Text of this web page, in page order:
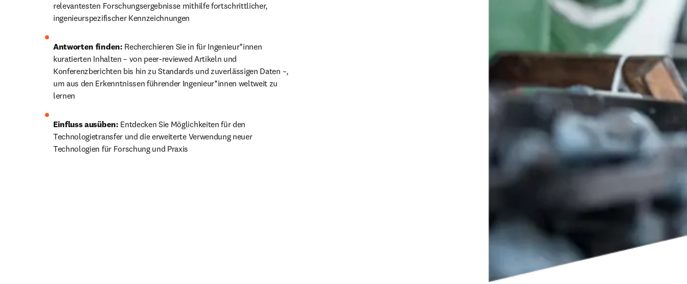
relevantesten Forschungsergebnisse mithilfe fortschrittlicher,
ingenieurspezifischer Kennzeichnungen
Antworten finden: Recherchieren Sie in für Ingenieur*innen
kuratierten Inhalten – von peer-reviewed Artikeln und
Konferenzberichten bis hin zu Standards und zuverlässigen Daten –,
um aus den Erkenntnissen führender Ingenieur*innen weltweit zu
lernen
Einfluss ausüben: Entdecken Sie Möglichkeiten für den
Technologietransfer und die erweiterte Verwendung neuer
Technologien für Forschung und Praxis